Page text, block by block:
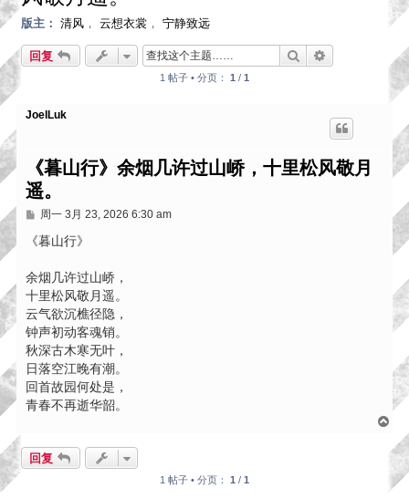
版主： 清风 ， 云想衣裳 ， 宁静致远
回复 搜索
1 帖子 • 分页： 1 / 1
JoelLuk
《暮山行》余烟几许过山峤，十里松风敬月
遥。
帖
周一 3月 23, 2026 6:30 am
《暮山行》
余烟几许过山峤，
十里松风敬月遥。
云气欲沉樵径隐，
钟声初动客魂销。
秋深古木寒无叶，
日落空江晚有潮。
回首故园何处是，
青春不再逝华韶。
首
回复
1 帖子 • 分页： 1 / 1